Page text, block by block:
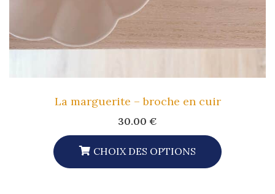
La marguerite – broche en cuir
30.00 €
CHOIX DES OPTIONS